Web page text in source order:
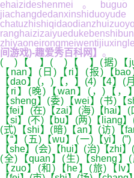
ehaizideshenmei。buguo
zhiyaoneirongmeiwentijiuxingle
间游戏)-趣爱秀百科网】 。
( )【 】( )【 】(据)【ju
【nan】(日)【ri】(报)【
【dao】(，)【，】(4)【4】(
【ri】(晚)【wan】(，)【
【sheng】(委)【wei】(书)
【fei】(在)【zai】(海)【hai】
【si】(不)【bu】(两)【liang
(式)【shi】(暗)【an】(访)【
【“】(五)【wu】(一)【yi】
【she】(会)【hui】(治)【zhi
(全)【quan】(生)【sheng】
【zuo】(和)【he】(旅)【lv